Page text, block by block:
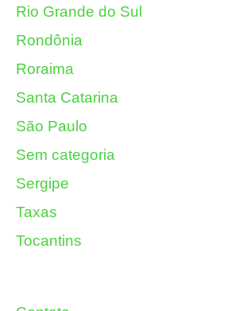
Rio Grande do Sul
Rondônia
Roraima
Santa Catarina
São Paulo
Sem categoria
Sergipe
Taxas
Tocantins